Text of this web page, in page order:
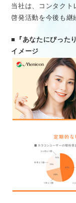
当社は、コンタクト
啓発活動を今後も継
■『あなたにぴった
イメージ